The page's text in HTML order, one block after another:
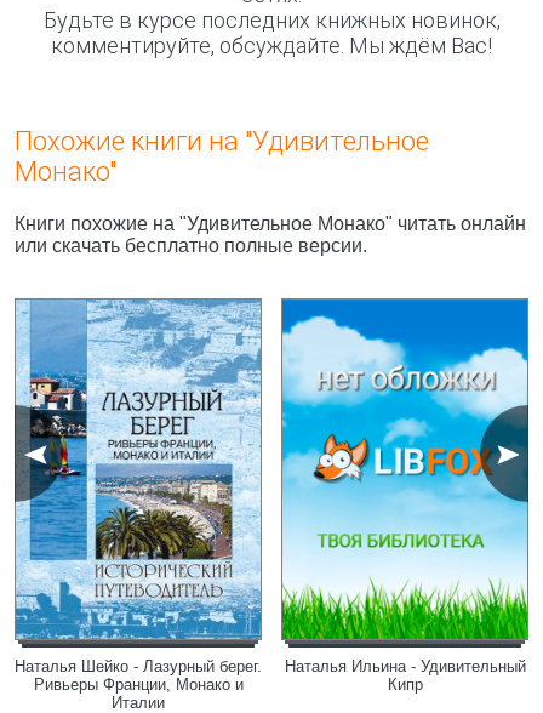
Будьте в курсе последних книжных новинок,
комментируйте, обсуждайте. Мы ждём Вас!
Похожие книги на "Удивительное
Монако"
Книги похожие на "Удивительное Монако" читать онлайн
или скачать бесплатно полные версии.
Наталья Шейко - Лазурный берег.
Ривьеры Франции, Монако и
Италии
Наталья Ильина - Удивительный
Кипр